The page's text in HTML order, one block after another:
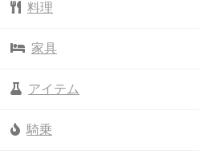
料理
家具
アイテム
騎乗